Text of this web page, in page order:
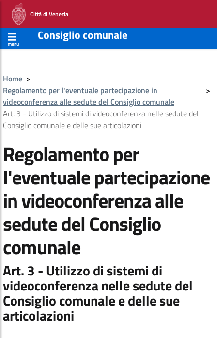
Città di Venezia
menu
Consiglio comunale
Home >
Regolamento per l'eventuale partecipazione in
videoconferenza alle sedute del Consiglio comunale
>
Art. 3 - Utilizzo di sistemi di videoconferenza nelle sedute del
Consiglio comunale e delle sue articolazioni
Regolamento per
l'eventuale partecipazione
in videoconferenza alle
sedute del Consiglio
comunale
Art. 3 - Utilizzo di sistemi di
videoconferenza nelle sedute del
Consiglio comunale e delle sue
articolazioni